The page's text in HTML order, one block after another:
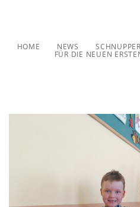
HOME NEWS
FÜR DIE NEUEN